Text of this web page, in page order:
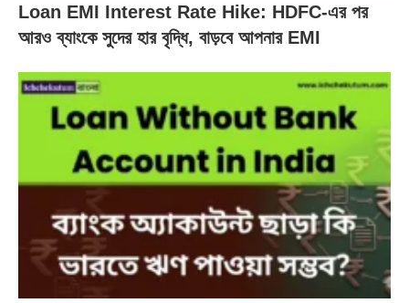
Loan EMI Interest Rate Hike: HDFC-এর পর
আরও ব্যাংকে সুদের হার বৃদ্ধি, বাড়বে আপনার EMI